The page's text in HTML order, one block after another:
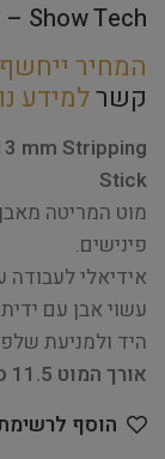
Show Tech – אבן מריטה 13 מ"מ
המחיר
קשרלמידע
mm Stripping
Stick
מוט המריטה
פינישים.
אידיאלי
עשוי אבן עם
היד ולמניעת
אורך המוט 11.5 ס"מ
הוסף